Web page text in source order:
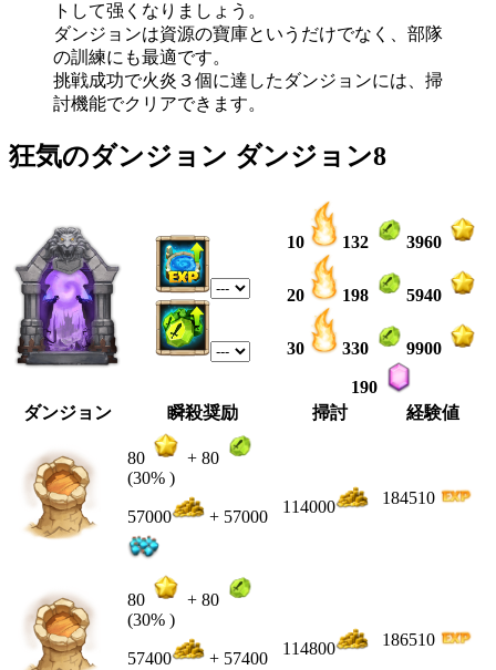
トして强くなりましょう。
ダンジョンは資源の寶庫というだけでなく、部隊
の訓練にも最適です。
挑戦成功で火炎３個に達したダンジョンには、掃
討機能でクリアできます。
狂気のダンジョン ダンジョン8
10 132 3960
20 198 5940
30 330 9900
190
ダンジョン
瞬殺奨励 掃討 経験値
80 + 80
(30% )
57000 + 57000
114000 184510
80 + 80
(30% )
57400 + 57400
114800 186510